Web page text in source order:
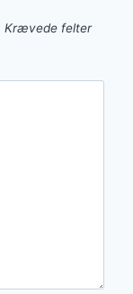
Krævede felter